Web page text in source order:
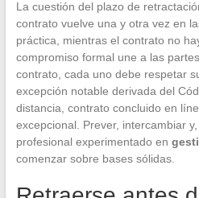
La cuestión del plazo de
contrato vuelve una y otra vez en
práctica, mientras el contrato no
compromiso formal une a las
contrato, cada uno debe respetar
excepción notable derivada del
distancia, contrato concluido en
excepcional. Prever, intercambiar
profesional experimentado en
comenzar sobre bases sólidas.